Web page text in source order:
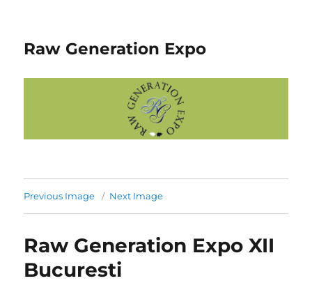
Raw Generation Expo
Previous Image Next Image
Raw Generation Expo XII
Bucuresti